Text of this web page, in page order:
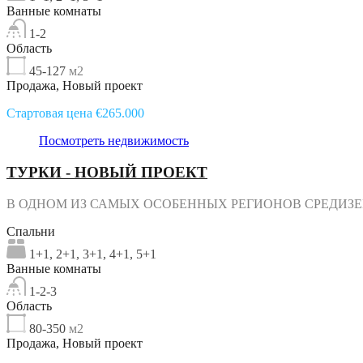
Ванные комнаты
1-2
Область
45-127 м2
Продажа, Новый проект
Стартовая цена €265.000
Посмотреть недвижимость
ТУРКИ - НОВЫЙ ПРОЕКТ
В ОДНОМ ИЗ САМЫХ ОСОБЕННЫХ РЕГИОНОВ
Спальни
1+1, 2+1, 3+1, 4+1, 5+1
Ванные комнаты
1-2-3
Область
80-350 м2
Продажа, Новый проект